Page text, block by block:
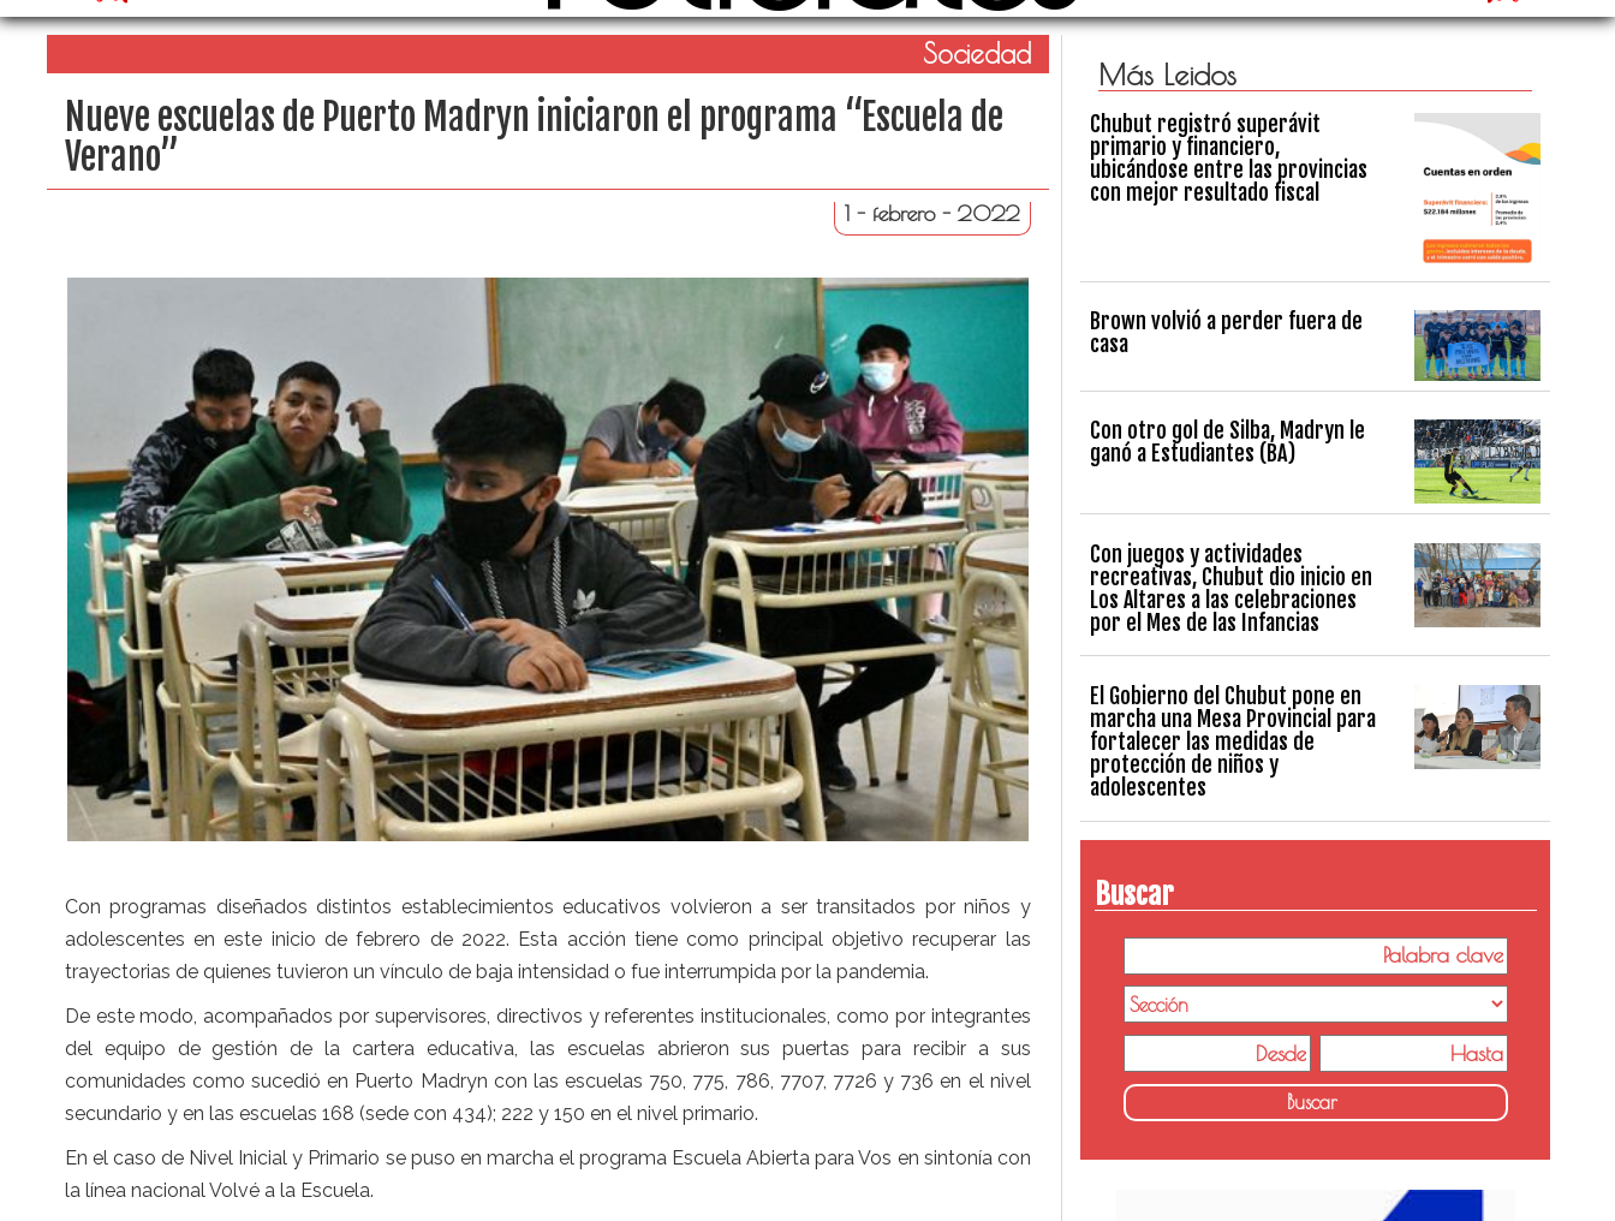
Sociedad
Nueve escuelas de Puerto Madryn iniciaron el programa “Escuela de
Verano”
1 - febrero - 2022
Con programas diseñados distintos establecimientos educativos volvieron a ser transitados por niños y
adolescentes en este inicio de febrero de 2022. Esta acción tiene como principal objetivo recuperar las
trayectorias de quienes tuvieron un vínculo de baja intensidad o fue interrumpida por la pandemia.
De este modo, acompañados por supervisores, directivos y referentes institucionales, como por integrantes
del equipo de gestión de la cartera educativa, las escuelas abrieron sus puertas para recibir a sus
comunidades como sucedió en Puerto Madryn con las escuelas 750, 775, 786, 7707, 7726 y 736 en el nivel
secundario y en las escuelas 168 (sede con 434); 222 y 150 en el nivel primario.
En el caso de Nivel Inicial y Primario se puso en marcha el programa Escuela Abierta para Vos en sintonía con
la línea nacional Volvé a la Escuela.
Más Leidos
Chubut registró superávit
primario y financiero,
ubicándose entre las provincias
con mejor resultado fiscal
Brown volvió a perder fuera de
casa
Con otro gol de Silba, Madryn le
ganó a Estudiantes (BA)
Con juegos y actividades
recreativas, Chubut dio inicio en
Los Altares a las celebraciones
por el Mes de las Infancias
El Gobierno del Chubut pone en
marcha una Mesa Provincial para
fortalecer las medidas de
protección de niños y
adolescentes
Buscar